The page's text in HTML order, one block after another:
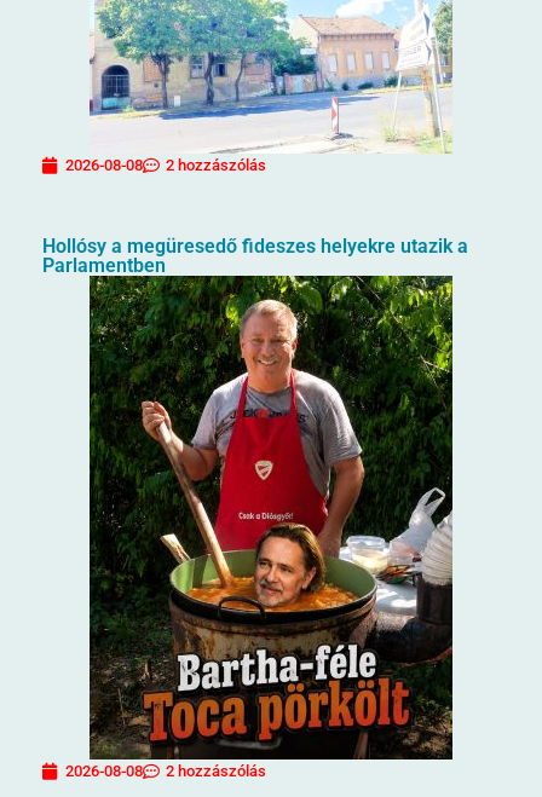
2026-08-08 2 hozzászólás
Hollósy a megüresedő fideszes helyekre utazik a
Parlamentben
2026-08-08 2 hozzászólás